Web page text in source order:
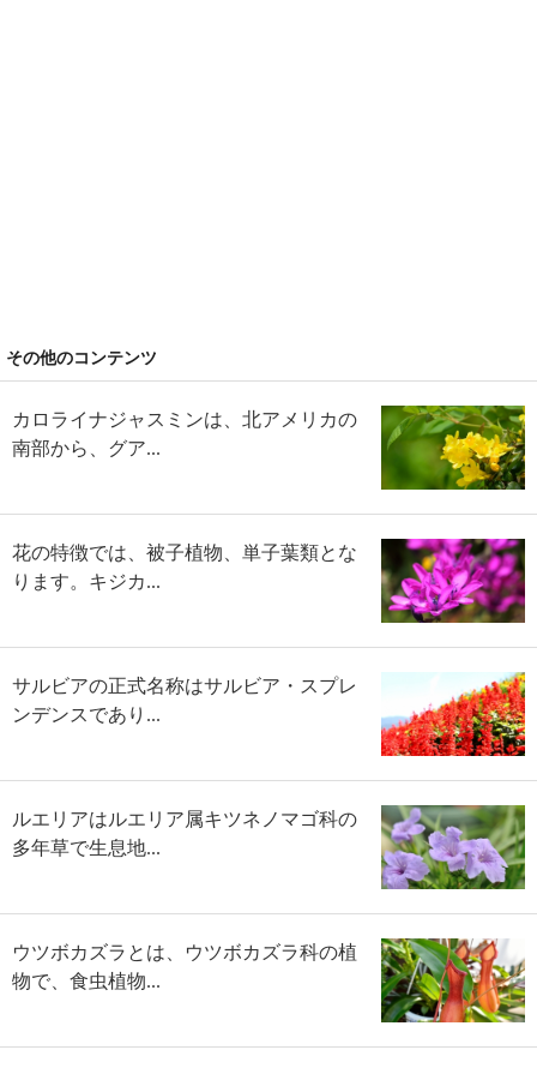
その他のコンテンツ
カロライナジャスミンは、北アメリカの
南部から、グア...
花の特徴では、被子植物、単子葉類とな
ります。キジカ...
サルビアの正式名称はサルビア・スプレ
ンデンスであり...
ルエリアはルエリア属キツネノマゴ科の
多年草で生息地...
ウツボカズラとは、ウツボカズラ科の植
物で、食虫植物...